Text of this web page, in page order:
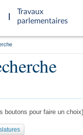
Travaux
parlementaires
boutons pour faire un choix)